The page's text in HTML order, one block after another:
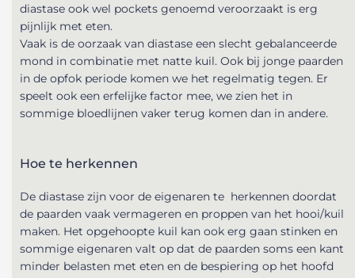
diastase ook wel pockets genoemd veroorzaakt is erg
pijnlijk met eten.
Vaak is de oorzaak van diastase een slecht gebalanceerde
mond in combinatie met natte kuil. Ook bij jonge paarden
in de opfok periode komen we het regelmatig tegen. Er
speelt ook een erfelijke factor mee, we zien het in
sommige bloedlijnen vaker terug komen dan in andere.
Hoe te herkennen
De diastase zijn voor de eigenaren te herkennen doordat
de paarden vaak vermageren en proppen van het hooi/kuil
maken. Het opgehoopte kuil kan ook erg gaan stinken en
sommige eigenaren valt op dat de paarden soms een kant
minder belasten met eten en de bespiering op het hoofd